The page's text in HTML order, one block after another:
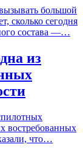
большой
сколько сегодня
состава —…
из
востребованных
что…